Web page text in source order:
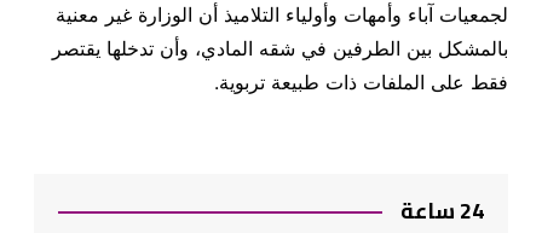
لجمعيات آباء وأمهات وأولياء التلاميذ أن الوزارة غير معنية
بالمشكل بين الطرفين في شقه المادي، وأن تدخلها يقتصر
فقط على الملفات ذات طبيعة تربوية.
24 ساعة